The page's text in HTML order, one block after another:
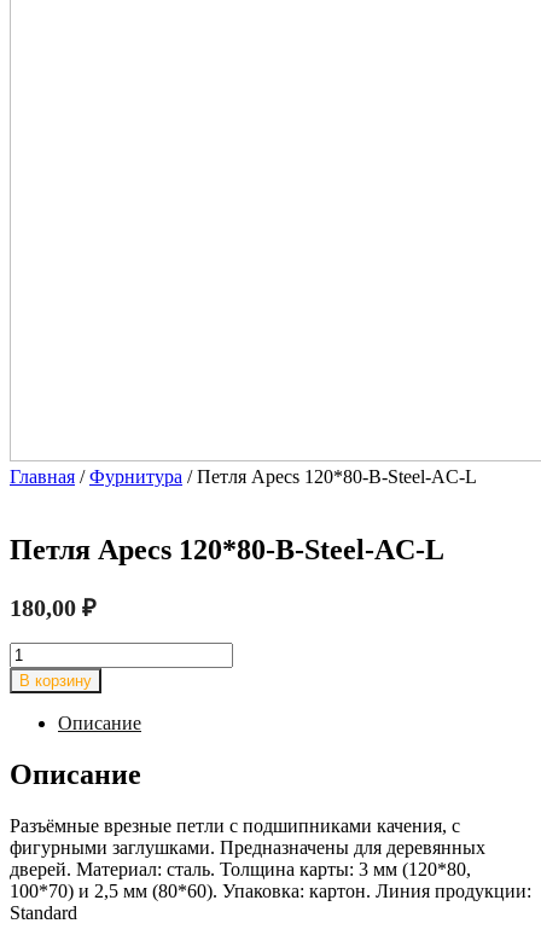
Главная /Фурнитура / Петля Apecs 120*80-B-Steel-AC-L
Петля Apecs 120*80-B-Steel-AC-L
180,00 ₽
Количество
товара
Петля
Apecs
120*80-
B-
Steel-
L
В корзину
Описание
Описание
Разъёмные врезные петли с подшипниками качения, с
фигурными заглушками. Предназначены для деревянных
дверей. Материал: сталь. Толщина карты: 3 мм (120*80,
100*70) и 2,5 мм (80*60). Упаковка: картон. Линия продукции:
Standard